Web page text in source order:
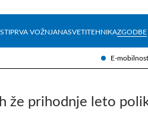
E-mobilnost
PRVA VOŽNJANASVETITEHNIKAZGODBE
že prihodnje leto